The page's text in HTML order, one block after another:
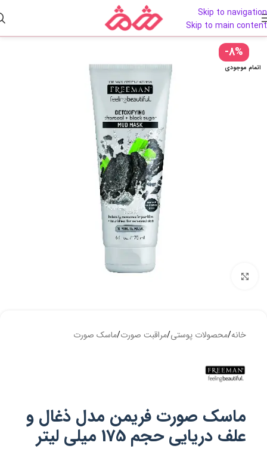
Skip to navigation
Skip to main content
-8%
اتمام موجودی
خانه/محصولات پوستی/مراقبت صورت/ماسک صورت
ماسک صورت فریمن مدل ذغال و
علف دریایی حجم 175 میلی لیتر